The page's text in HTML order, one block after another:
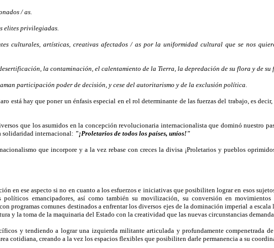
/ as.
elites privilegiadas.
culturales, artísticas, creativas afectados / as por la uniformidad cultural que se nos
la contaminación, el calentamiento de la Tierra, la depredación de su flora y de su
participación poder de decisión, y cese del autoritarismo y de la exclusión política.
está hay que poner un énfasis especial en el rol determinante de las fuerzas del trabajo, es
que los asumidos en la concepción revolucionaria internacionalista que dominó nuestro
solidaridad internacional: "¡Proletarios de todos los países, uníos!"
que incorpore y a la vez rebase con creces la divisa ¡Proletarios y pueblos
en ese aspecto si no en cuanto a los esfuerzos e iniciativas que posibiliten lograr en esos
emancipadores, así como también su movilización, su conversión en movimientos
programas comunes destinados a enfrentar los diversos ejes de la dominación imperial a
y la toma de la maquinaria del Estado con la creatividad que las nuevas circunstancias
y tendiendo a lograr una izquierda militante articulada y profundamente compenetrada
cotidiana, creando a la vez los espacios flexibles que posibiliten darle permanencia a su